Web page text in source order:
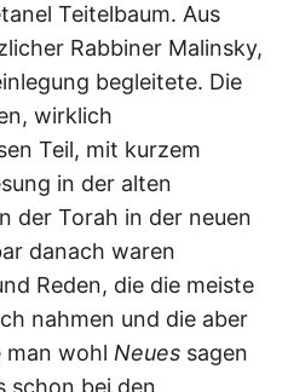
Teitelbaum. Aus
Rabbiner Malinsky,
begleitete. Die
wirklich
Teil, mit kurzem
in der alten
der Torah in der neuen
danach waren
Reden, die die meiste
nahmen und die aber
man wohl Neues sagen
schon bei den